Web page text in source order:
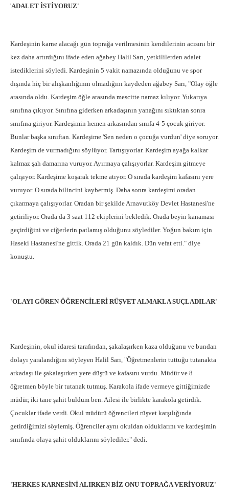
'ADALET İSTİYORUZ'
Kardeşinin karne alacağı gün toprağa verilmesinin kendilerinin acısını bir
kez daha artırdığını ifade eden ağabey Halil Sarı, yetkililerden adalet
istediklerini söyledi. Kardeşinin 5 vakit namazında olduğunu ve spor
dışında hiç bir alışkanlığının olmadığını kaydeden ağabey Sarı, "Olay öğle
arasında oldu. Kardeşim öğle arasında mescitte namaz kılıyor. Yukarıya
sınıfına çıkıyor. Sınıfına giderken arkadaşının yanağını sıktıktan sonra
sınıfına giriyor. Kardeşimin hemen arkasından sınıfa 4-5 çocuk giriyor.
Bunlar başka sınıftan. Kardeşime 'Sen neden o çocuğa vurdun' diye soruyor.
Kardeşim de vurmadığını söylüyor. Tartışıyorlar. Kardeşim ayağa kalkar
kalmaz şah damarına vuruyor. Ayırmaya çalışıyorlar. Kardeşim gitmeye
çalışıyor. Kardeşime koşarak tekme atıyor. O sırada kardeşim kafasını yere
vuruyor. O sırada bilincini kaybetmiş. Daha sonra kardeşimi oradan
çıkarmaya çalışıyorlar. Oradan bir şekilde Arnavutköy Devlet Hastanesi'ne
getiriliyor. Orada da 3 saat 112 ekiplerini bekledik. Orada beyin kanaması
geçirdiğini ve ciğerlerin patlamış olduğunu söylediler. Yoğun bakım için
Haseki Hastanesi'ne gittik. Orada 21 gün kaldık. Dün vefat etti." diye
konuştu.
'OLAYI GÖREN ÖĞRENCİLERİ RÜŞVET ALMAKLA SUÇLADILAR'
Kardeşinin, okul idaresi tarafından, şakalaşırken kaza olduğunu ve bundan
dolayı yaralandığını söyleyen Halil Sarı, "Öğretmenlerin tuttuğu tutanakta
arkadaşı ile şakalaşırken yere düştü ve kafasını vurdu. Müdür ve 8
öğretmen böyle bir tutanak tutmuş. Karakola ifade vermeye gittiğimizde
müdür, iki tane şahit buldum ben. Ailesi ile birlikte karakola getirdik.
Çocuklar ifade verdi. Okul müdürü öğrencileri rüşvet karşılığında
getirdiğimizi söylemiş. Öğrenciler aynı okuldan olduklarını ve kardeşimin
sınıfında olaya şahit olduklarını söylediler." dedi.
'HERKES KARNESİNİ ALIRKEN BİZ ONU TOPRAĞA VERİYORUZ'